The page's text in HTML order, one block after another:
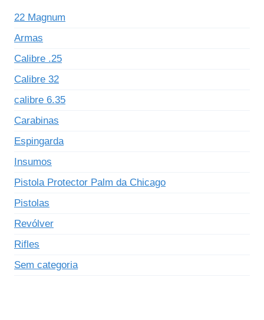
22 Magnum
Armas
Calibre .25
Calibre 32
calibre 6.35
Carabinas
Espingarda
Insumos
Pistola Protector Palm da Chicago
Pistolas
Revólver
Rifles
Sem categoria